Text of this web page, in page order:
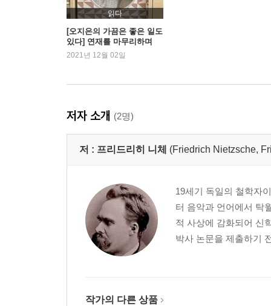
읽다
[오지은의 가끔은 좋은 일도
있다] 연재를 마무리하며
2021년 12월 02일
저자 소개 (2명)
저 : 프리드리히 니체 (Friedrich Nietzsche,
19세기 독일의 철학자
터 음악과 언어에서 탁
적 사상에 감화되어 신
박사 논문을 제출하기
작가의 다른 상품